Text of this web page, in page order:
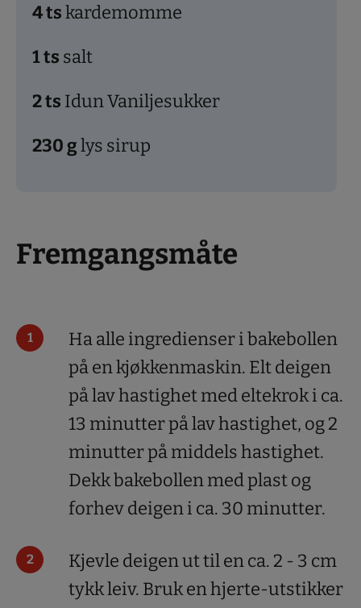
4tskardemomme
1ts salt
2ts Idun Vaniljesukker
230glys sirup
Fremgangsmåte
Ha alle ingredienser i bakebollen
på en kjøkkenmaskin. Elt deigen
på lav hastighet med eltekrok i ca.
13 minutter på lav hastighet, og 2
minutter på middels hastighet.
Dekk bakebollen med plast og
forhev deigen i ca. 30 minutter.
Kjevle deigen ut til en ca. 2 - 3 cm
tykk leiv. Bruk en hjerte-utstikker